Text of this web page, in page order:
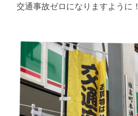
交通事故ゼロになりますように！